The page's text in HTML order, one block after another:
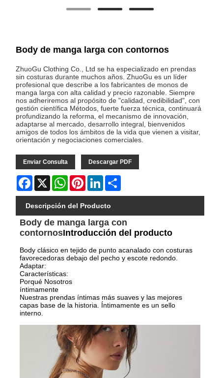
Body de manga larga con contornos
ZhuoGu Clothing Co., Ltd se ha especializado en prendas
sin costuras durante muchos años. ZhuoGu es un líder
profesional que describe a los fabricantes de monos de
manga larga con alta calidad y precio razonable. Siempre
nos adheriremos al propósito de "calidad, credibilidad", con
gestión científica Métodos, fuerte fuerza técnica, continuará
profundizando la reforma, el mecanismo de innovación,
adaptarse al mercado, desarrollo integral, bienvenidos
amigos de todos los ámbitos de la vida que vienen a visitar,
orientación y negociaciones comerciales.
Enviar Consulta Descargar PDF
Facebook
X WhatsAppPinterestLinkedIn
Descripción del Producto
Body de manga larga con
contornosIntroducción del producto
Body clásico en tejido de punto acanalado con costuras
favorecedoras debajo del pecho y escote redondo.
Adaptar:
Características:
Porqué Nosotros
íntimamente
Nuestras prendas íntimas más suaves y las mejores
capas base de la historia. Íntimamente es un sello
interno.